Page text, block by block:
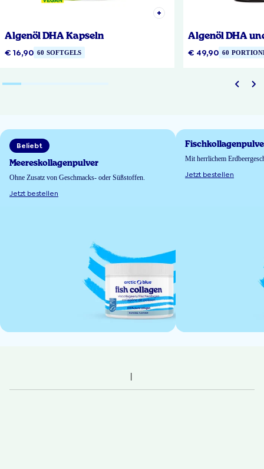
Algenöl DHA Kapseln
€ 16,90 60 SOFTGELS
Algenöl DHA
€ 49,90 60
Beliebt
Meereskollagenpulver
Ohne Zusatz von Geschmacks- oder Süßstoffen.
Jetzt bestellen
Mit herrlichem
Jetzt bestellen